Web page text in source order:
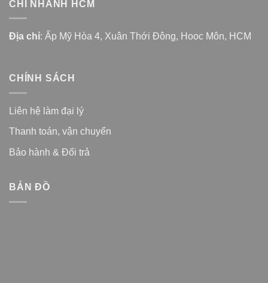
CHI NHÁNH HCM
Địa chỉ: Ấp Mỹ Hòa 4, Xuân Thới Đông, Hooc Môn, HCM
CHÍNH SÁCH
Liên hệ làm đại lý
Thanh toán, vận chuyển
Bảo hành & Đổi trả
BẢN ĐỒ